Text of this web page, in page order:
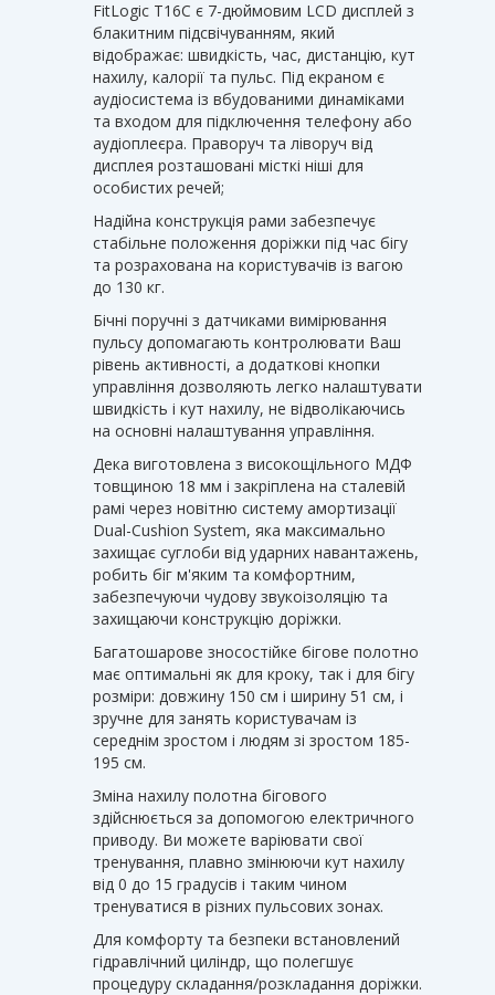
FitLogic T16C є 7-дюймовим LCD дисплей з
блакитним підсвічуванням, який
відображає: швидкість, час, дистанцію, кут
нахилу, калорії та пульс. Під екраном є
аудіосистема із вбудованими динаміками
та входом для підключення телефону або
аудіоплеєра. Праворуч та ліворуч від
дисплея розташовані місткі ніші для
особистих речей;
Надійна конструкція рами забезпечує
стабільне положення доріжки під час бігу
та розрахована на користувачів із вагою
до 130 кг.
Бічні поручні з датчиками вимірювання
пульсу допомагають контролювати Ваш
рівень активності, а додаткові кнопки
управління дозволяють легко налаштувати
швидкість і кут нахилу, не відволікаючись
на основні налаштування управління.
Дека виготовлена ​​з високощільного МДФ
товщиною 18 мм і закріплена на сталевій
рамі через новітню систему амортизації
Dual-Cushion System, яка максимально
захищає суглоби від ударних навантажень,
робить біг м'яким та комфортним,
забезпечуючи чудову звукоізоляцію та
захищаючи конструкцію доріжки.
Багатошарове зносостійке бігове полотно
має оптимальні як для кроку, так і для бігу
розміри: довжину 150 см і ширину 51 см, і
зручне для занять користувачам із
середнім зростом і людям зі зростом 185-
195 см.
Зміна нахилу полотна бігового
здійснюється за допомогою електричного
приводу. Ви можете варіювати свої
тренування, плавно змінюючи кут нахилу
від 0 до 15 градусів і таким чином
тренуватися в різних пульсових зонах.
Для комфорту та безпеки встановлений
гідравлічний циліндр, що полегшує
процедуру складання/розкладання доріжки.